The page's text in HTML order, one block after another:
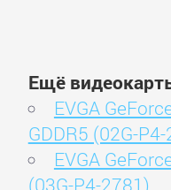
Ещё
EVGA
GDDR5 (02G-
EVGA
(03G-P4-2781)